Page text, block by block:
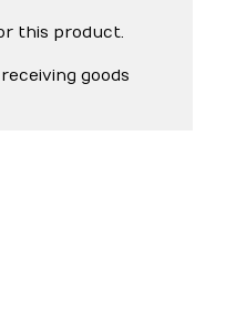
this product.
goods